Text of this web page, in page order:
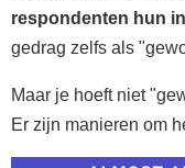
respondenten hun
gedrag zelfs als
Maar je hoeft niet
Er zijn manieren om